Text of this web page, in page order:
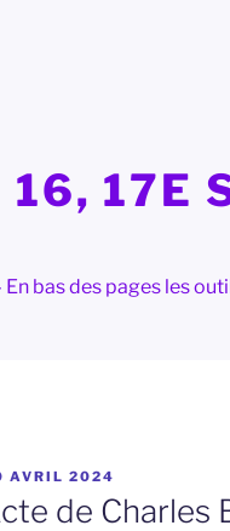
17E
bas des pages les
AVRIL 2024
de Charles